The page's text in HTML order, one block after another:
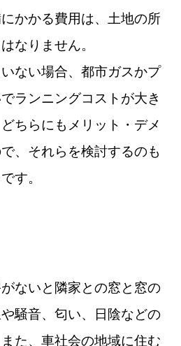
かかる費用は、土地の所
なりません。
ない場合、都市ガスかプ
ランニングコストが大き
ちらにもメリット・デメ
、それらを検討するのも
す。
ないと隣家との窓と窓の
騒音、匂い、日陰などの
た、車社会の地域に住む